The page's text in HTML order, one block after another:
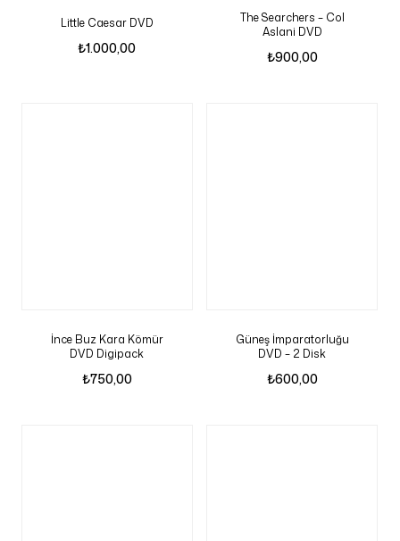
Little Caesar DVD
₺1.000,00
The Searchers – Col
Aslani DVD
₺900,00
İnce Buz Kara Kömür
DVD Digipack
₺750,00
Güneş İmparatorluğu
DVD – 2 Disk
₺600,00